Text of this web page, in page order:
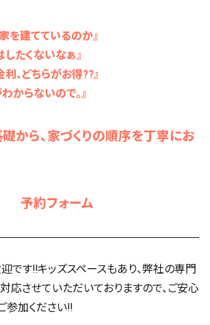
を建てているのか』
たくないなぁ』
、どちらがお得??』
からないので。』
から、家づくりの順序を丁寧にお
予約フォーム
です!!キッズスペースもあり、弊社の専門
応させていただいておりますので、ご安心
参加ください!!